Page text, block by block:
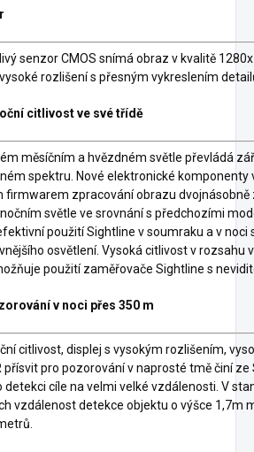
senzor CMOS snímá obraz v kvalitě
rozlišení s přesným vykreslením
citlivost ve své třídě
měsíčním a hvězdném světle převládá
spektru. Nové elektronické komponenty
firmwarem zpracování obrazu dvojnásobně
světle ve srovnání s předchozími
použití Sightline v soumraku a v noci
osvětlení. Vysoká citlivost v rozsahu
použití zaměřovače Sightline s
v noci přes 350 m
citlivost, displej s vysokým rozlišením,
přísvit pro pozorování v naprosté tmě činí
detekci cíle na velmi velké vzdálenosti. V
vzdálenost detekce objektu o výšce 1,7m